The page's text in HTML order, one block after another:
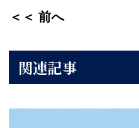
＜＜ 前へ
関連記事